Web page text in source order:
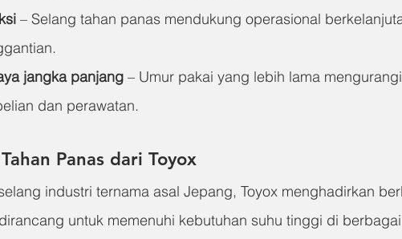
– Selang tahan panas mendukung operasional
jangka panjang – Umur pakai yang lebih lama mengurangi
dan perawatan.
Panas dari Toyox
industri ternama asal Jepang, Toyox menghadirkan
untuk memenuhi kebutuhan suhu tinggi di